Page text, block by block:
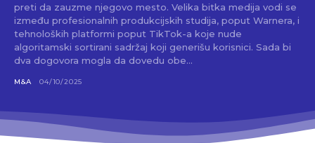
preti da zauzme njegovo mesto. Velika bitka medija vodi se
između profesionalnih produkcijskih studija, poput Warnera, i
tehnoloških platformi poput TikTok-a koje nude
algoritamski sortirani sadržaj koji generišu korisnici. Sada bi
dva dogovora mogla da dovedu obe...
M&A 04/10/2025